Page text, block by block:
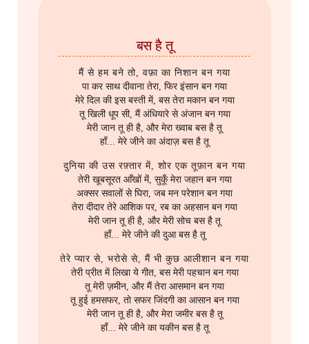
बस है तू
मैं से हम बने तो, वफ़ा का निशान बन गया
पा कर साथ दीवाना तेरा, फिर इंसान बन गया
मेरे दिल की इस बस्ती में, बस तेरा मकान बन गया
तू खिली धूप सी, मैं अंधियारे से अंजान बन गया
मेरी जान तू ही है, और मेरा ख्वाब बस है तू
हाँ... मेरे जीने का अंदाज़ बस है तू
दुनिया की उस रफ़्तार में, शोर एक तूफ़ान बन गया
तेरी खूबसूरत आँखों में, सुकूँ मेरा जहान बन गया
अक्सर सवालों से घिरा, जब मन परेशान बन गया
तेरा दीदार तेरे आशिक पर, रब का अहसान बन गया
मेरी जान तू ही है, और मेरी सोच बस है तू
हाँ... मेरे जीने की दुआ बस है तू
तेरे प्यार से, भरोसे से, मैं भी कुछ आलीशान बन गया
तेरी प्रीत में लिखा ये गीत, बस मेरी पहचान बन गया
तू मेरी ज़मीन, और मैं तेरा आसमान बन गया
तू हुई हमसफर, तो सफर जिंदगी का आसान बन गया
मेरी जान तू ही है, और मेरा जमीर बस है तू
हाँ... मेरे जीने का यकीन बस है तू